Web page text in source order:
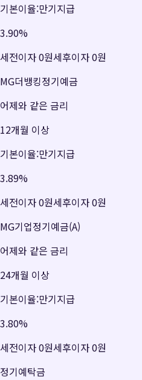
기본이율:만기지급
3.90%
세전이자0원세후이자0원
MG더뱅킹정기예금
어제와 같은 금리
12개월 이상
기본이율:만기지급
3.89%
세전이자0원세후이자0원
MG기업정기예금(A)
어제와 같은 금리
24개월 이상
기본이율:만기지급
3.80%
세전이자0원세후이자0원
정기예탁금